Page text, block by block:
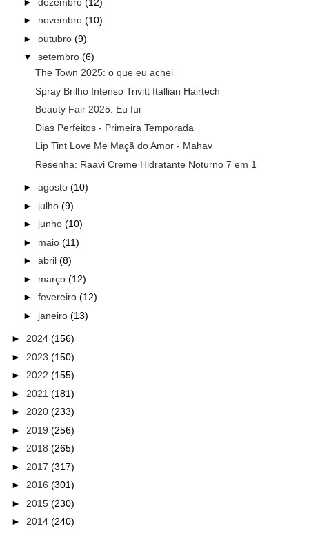
► novembro (10)
► outubro (9)
▼ setembro (6)
The Town 2025: o que eu achei
Spray Brilho Intenso Trivitt Itallian Hairtech
Beauty Fair 2025: Eu fui
Dias Perfeitos - Primeira Temporada
Lip Tint Love Me Maçã do Amor - Mahav
Resenha: Raavi Creme Hidratante Noturno 7 em 1
► agosto (10)
► julho (9)
► junho (10)
► maio (11)
► abril (8)
► março (12)
► fevereiro (12)
► janeiro (13)
► 2024 (156)
► 2023 (150)
► 2022 (155)
► 2021 (181)
► 2020 (233)
► 2019 (256)
► 2018 (265)
► 2017 (317)
► 2016 (301)
► 2015 (230)
► 2014 (240)